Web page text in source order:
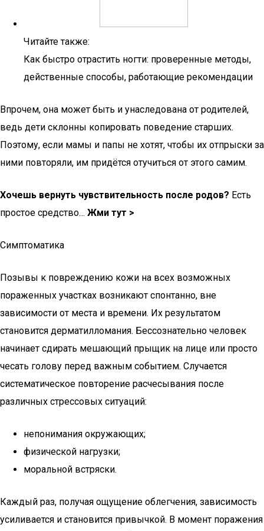
Читайте также:
Как быстро отрастить ногти: проверенные методы,
действенные способы, работающие рекомендации
Впрочем, она может быть и унаследована от родителей,
ведь дети склонны копировать поведение старших.
Поэтому, если мамы и папы не хотят, чтобы их отпрыски за
ними повторяли, им придётся отучиться от этого самим.
Хочешь вернуть чувствительность после родов? Есть
простое средство… Жми тут >
Симптоматика
Позывы к повреждению кожи на всех возможных
пораженных участках возникают спонтанно, вне
зависимости от места и времени. Их результатом
становится дерматилломания. Бессознательно человек
начинает сдирать мешающий прыщик на лице или просто
чесать голову перед важным событием. Случается
систематическое повторение расчесывания после
различных стрессовых ситуаций:
непонимания окружающих;
физической нагрузки;
моральной встряски.
Каждый раз, получая ощущение облегчения, зависимость
усиливается и становится привычкой. В момент поражения